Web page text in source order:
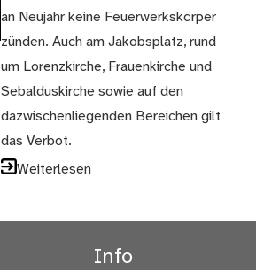
an Neujahr keine Feuerwerkskörper
zünden. Auch am Jakobsplatz, rund
um Lorenzkirche, Frauenkirche und
Sebalduskirche sowie auf den
dazwischenliegenden Bereichen gilt
das Verbot.
Weiterlesen
Info